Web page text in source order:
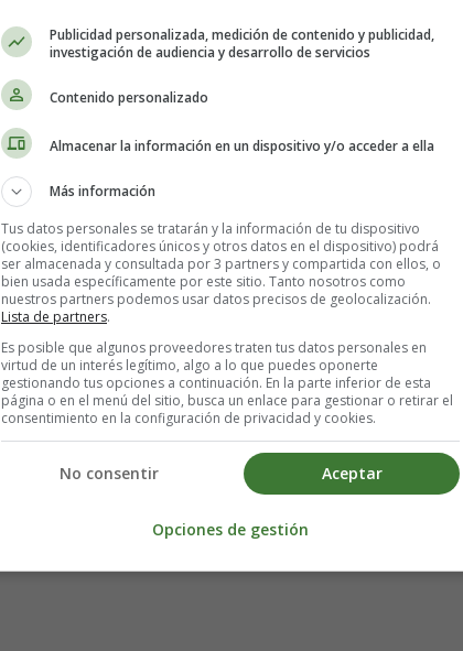
Publicidad personalizada, medición de contenido y publicidad,
investigación de audiencia y desarrollo de servicios
Contenido personalizado
Almacenar la información en un dispositivo y/o acceder a ella
Más información
Tus datos personales se tratarán y la información de tu dispositivo
(cookies, identificadores únicos y otros datos en el dispositivo) podrá
ser almacenada y consultada por 3 partners y compartida con ellos, o
bien usada específicamente por este sitio. Tanto nosotros como
nuestros partners podemos usar datos precisos de geolocalización.
Lista de partners.
Es posible que algunos proveedores traten tus datos personales en
virtud de un interés legítimo, algo a lo que puedes oponerte
gestionando tus opciones a continuación. En la parte inferior de esta
página o en el menú del sitio, busca un enlace para gestionar o retirar el
consentimiento en la configuración de privacidad y cookies.
Aceptar
No consentir
Opciones de gestión